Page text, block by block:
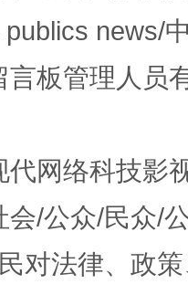
news/
言板管理人员
代网络科技影
/公众/民众/
对法律、政